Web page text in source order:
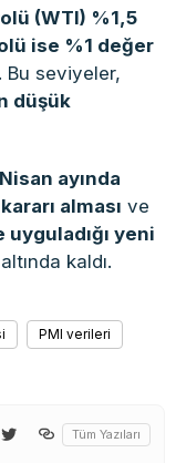
(WTI) %1,5
ise %1 değer
Bu seviyeler,
düşük
ayında
alması ve
uyguladığı yeni
kaldı.
PMI verileri
Tüm Yazıları